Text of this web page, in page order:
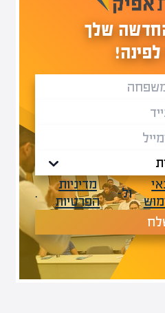
שלך
ול-
מדיניות
הפרטיות
.